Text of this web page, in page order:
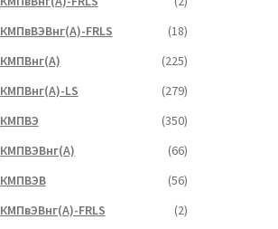
КМПвВЭВнг(А)-FRLS
(18)
КМПВнг(А)
(225)
КМПВнг(А)-LS
(279)
КМПВЭ
(350)
КМПВЭBнг(А)
(66)
КМПВЭВ
(56)
КМПвЭВнг(А)-FRLS
(2)